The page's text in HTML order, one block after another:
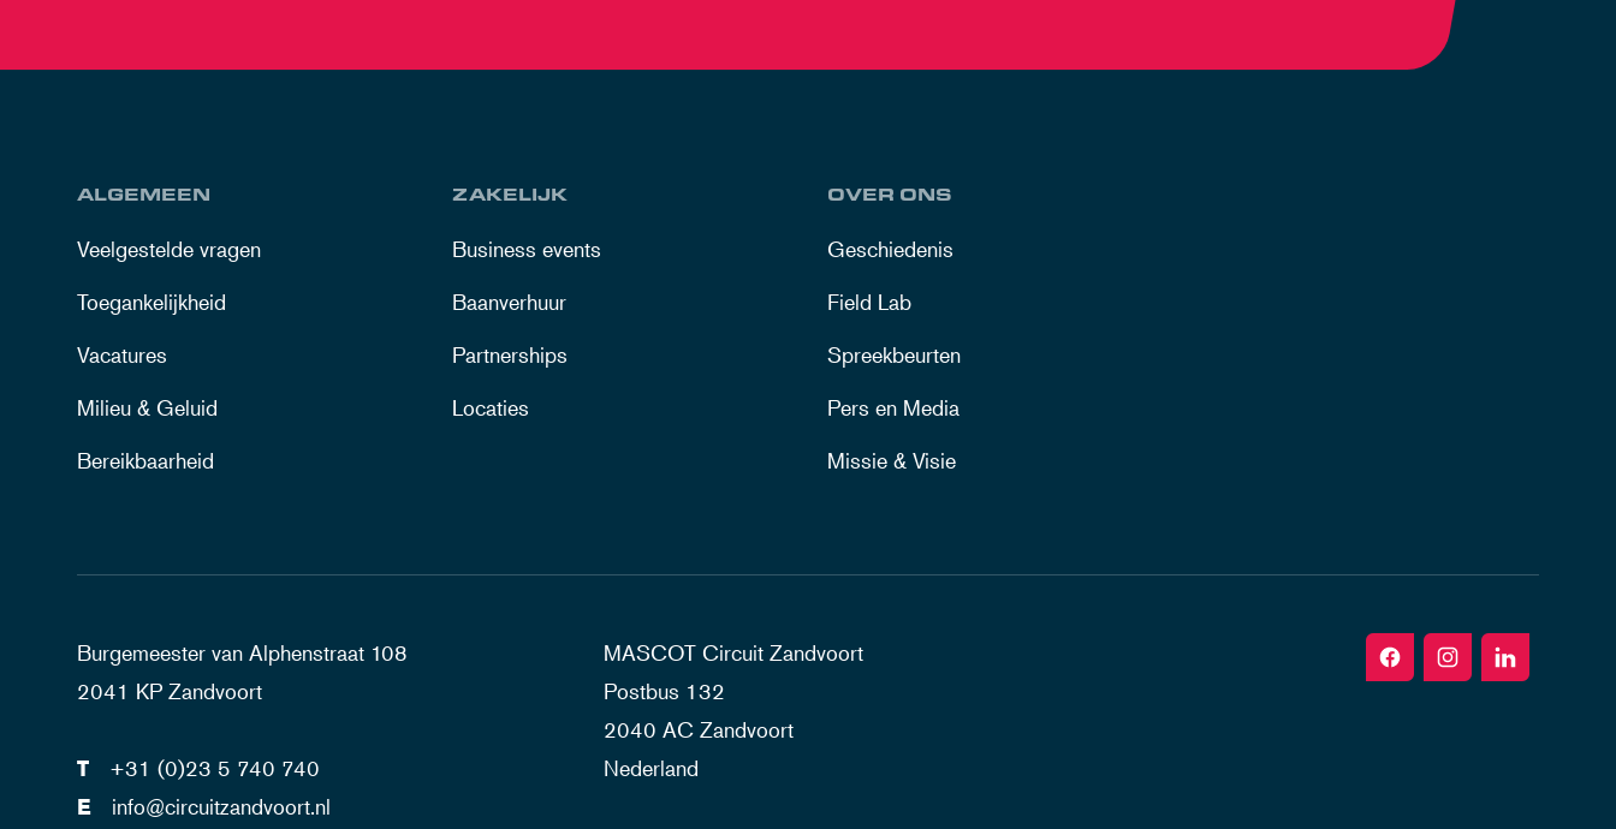
ALGEMEEN
Veelgestelde vragen
Toegankelijkheid
Vacatures
Milieu & Geluid
Bereikbaarheid
ZAKELIJK
Business events
Baanverhuur
Partnerships
Locaties
OVER ONS
Geschiedenis
Field Lab
Spreekbeurten
Pers en Media
Missie & Visie
Burgemeester van Alphenstraat 108
2041 KP Zandvoort
T
+31 (0)23 5 740 740
E
info@circuitzandvoort.nl
MASCOT Circuit Zandvoort
Postbus 132
2040 AC Zandvoort
Nederland